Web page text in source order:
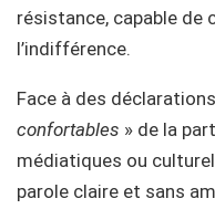
résistance, capable
l’indifférence.
Face à des
confortables » de la
médiatiques ou
parole claire et sans